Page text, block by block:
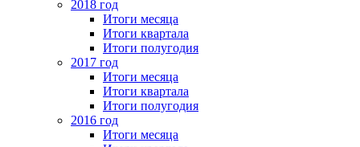
2018 год
Итоги месяца
Итоги квартала
Итоги полугодия
2017 год
Итоги месяца
Итоги квартала
Итоги полугодия
2016 год
Итоги месяца